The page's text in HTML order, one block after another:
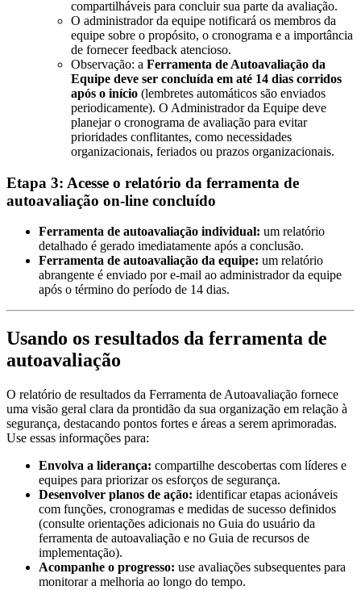
compartilháveis para concluir sua parte da avaliação.
O administrador da equipe notificará os membros da
equipe sobre o propósito, o cronograma e a importância
de fornecer feedback atencioso.
Observação: a Ferramenta de Autoavaliação da
Equipe deve ser concluída em até 14 dias corridos
após o início (lembretes automáticos são enviados
periodicamente). O Administrador da Equipe deve
planejar o cronograma de avaliação para evitar
prioridades conflitantes, como necessidades
organizacionais, feriados ou prazos organizacionais.
Etapa 3: Acesse o relatório da ferramenta de
autoavaliação on-line concluído
Ferramenta de autoavaliação individual: um relatório
detalhado é gerado imediatamente após a conclusão.
Ferramenta de autoavaliação da equipe: um relatório
abrangente é enviado por e-mail ao administrador da equipe
após o término do período de 14 dias.
Usando os resultados da ferramenta de
autoavaliação
O relatório de resultados da Ferramenta de Autoavaliação fornece
uma visão geral clara da prontidão da sua organização em relação à
segurança, destacando pontos fortes e áreas a serem aprimoradas.
Use essas informações para:
Envolva a liderança: compartilhe descobertas com líderes e
equipes para priorizar os esforços de segurança.
Desenvolver planos de ação: identificar etapas acionáveis
com funções, cronogramas e medidas de sucesso definidos
(consulte orientações adicionais no Guia do usuário da
ferramenta de autoavaliação e no Guia de recursos de
implementação).
Acompanhe o progresso: use avaliações subsequentes para
monitorar a melhoria ao longo do tempo.